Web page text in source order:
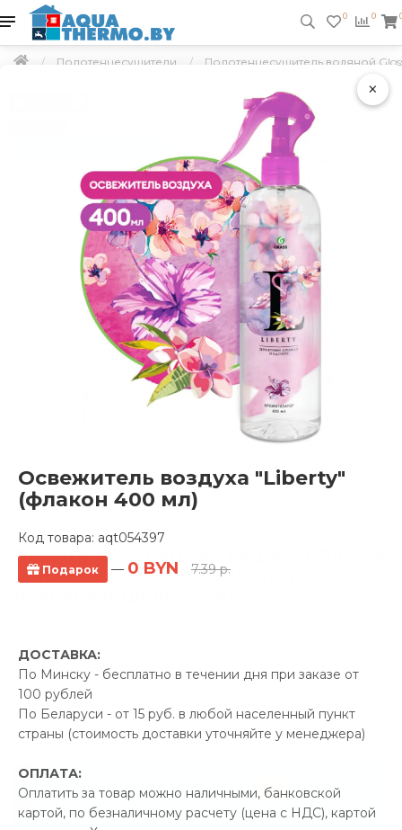
×
Освежитель воздуха "Liberty"
(флакон 400 мл)
Код товара: aqt054397
Подарок — 0 BYN 7.39 р.
ДОСТАВКА:
По Минску - бесплатно в течении дня при заказе от
100 рублей
По Беларуси - от 15 руб. в любой населенный пункт
страны (стоимость доставки уточняйте у менеджера)
ОПЛАТА:
Оплатить за товар можно наличными, банковской
картой, по безналичному расчету (цена с НДС), картой
0 0
Полотенцесушители Полотенцесушитель водяной
Полотенцесушитель водяной Gloss &
Reiter Terra LeRi 500х800/8 1"
Производитель:Gloss &
Reiter
Код Товара: aqt052635
-5%
Экономия29.00 р.